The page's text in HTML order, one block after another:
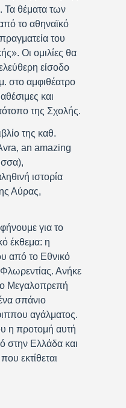
Τα θέματα των
το αθηναϊκό
του
Οι ομιλίες θα
είσοδο
στο αμφιθέατρο
και
της Σχολής.
της καθ.
an amazing
ιστορία
Αύρας,
για το
έκθεμα: η
από το Εθνικό
Ανήκε
Μεγαλοπρεπή
σπάνιο
αγάλματος.
η προτομή αυτή
στην Ελλάδα και
εκτίθεται